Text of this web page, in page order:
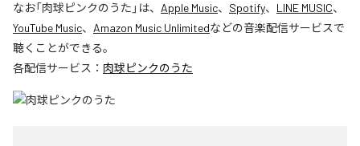
なお「肉球ピンクのうた 」は、 Apple Music、 Spotify、 LINE MUSIC、
YouTube Music、 Amazon Music Unlimitedなどの音楽配信サービスで
聴くことができる。
各配信サービス： 肉球ピンクのうた